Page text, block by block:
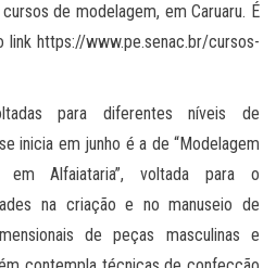
de modelagem, em Caruaru. É
https://www.pe.senac.br/cursos-
para diferentes níveis de
inicia em junho é a de “Modelagem
Alfaiataria”, voltada para o
na criação e no manuseio de
de peças masculinas e